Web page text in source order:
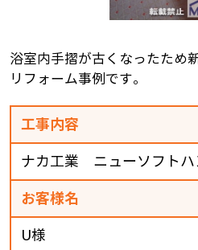
浴室内手摺が古くなったため
リフォーム事例です。
工事内容
ナカ工業 ニューソフトハ
お客様名
U様